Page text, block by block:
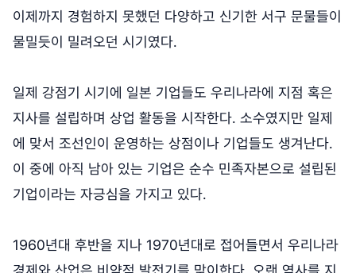
이제까지 경험하지 못했던 다양하고 신기한 서구 문물들이
물밀듯이 밀려오던 시기였다.
일제 강점기 시기에 일본 기업들도 우리나라에 지점 혹은
지사를 설립하며 상업 활동을 시작한다. 소수였지만 일제
에 맞서 조선인이 운영하는 상점이나 기업들도 생겨난다.
이 중에 아직 남아 있는 기업은 순수 민족자본으로 설립된
기업이라는 자긍심을 가지고 있다.
1960년대 후반을 지나 1970년대로 접어들면서 우리나라